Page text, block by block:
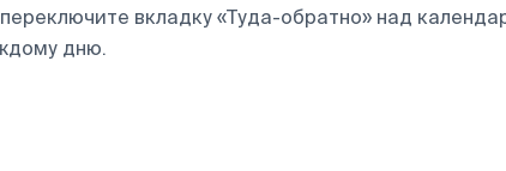
вкладку «Туда-обратно» над
дню.